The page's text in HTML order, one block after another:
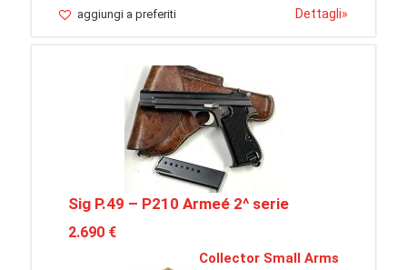
aggiungi a preferiti Dettagli»
Sig P.49 – P210 Armeé 2^ serie
2.690 €
Collector Small Arms